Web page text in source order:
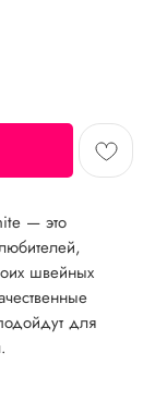
— это
швейных
для